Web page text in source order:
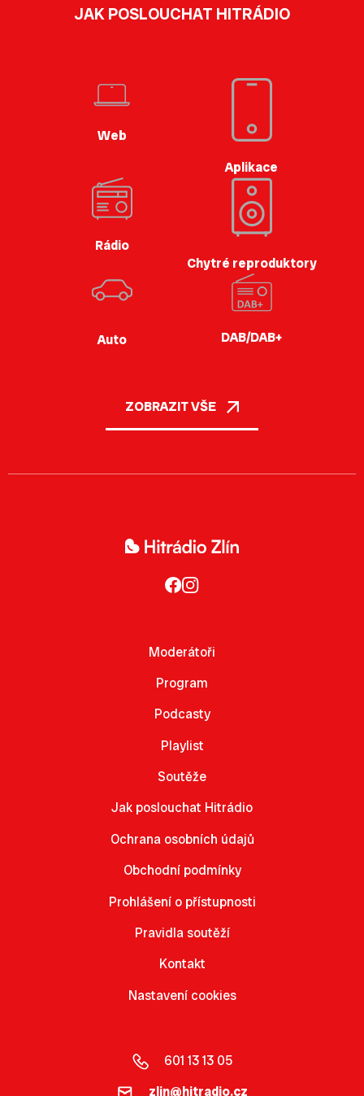
JAK POSLOUCHAT HITRÁDIO
Web
Aplikace
Rádio
Chytré reproduktory
Auto DAB/DAB+
ZOBRAZIT VŠE
Moderátoři
Program
Podcasty
Playlist
Soutěže
Jak poslouchat Hitrádio
Ochrana osobních údajů
Obchodní podmínky
Prohlášení o přístupnosti
Pravidla soutěží
Kontakt
Nastavení cookies
601 13 13 05
zlin@hitradio.cz